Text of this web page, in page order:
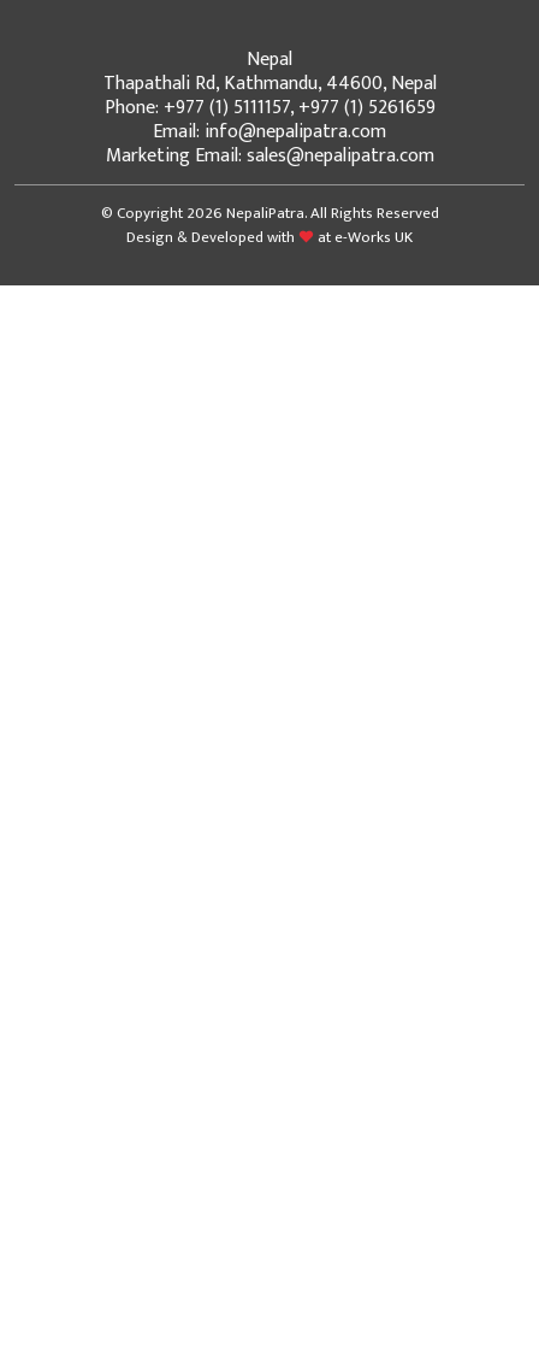
Nepal
Thapathali Rd, Kathmandu, 44600, Nepal
Phone: +977 (1) 5111157, +977 (1) 5261659
Email: info@nepalipatra.com
Marketing Email: sales@nepalipatra.com
© Copyright 2026 NepaliPatra. All Rights Reserved
Design & Developed with
ate-Works UK